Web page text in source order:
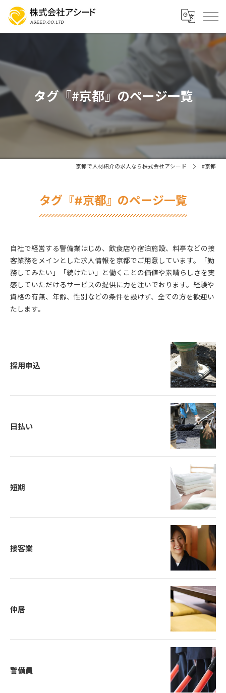
タグ『#京都』のページ一覧
京都で人材紹介の求人なら株式会社アシード #京都
タグ『#京都』のページ一覧
自社で経営する警備業はじめ、飲食店や宿泊施設、料亭などの接
客業務をメインとした求人情報を京都でご用意しています。「勤
務してみたい」「続けたい」と働くことの価値や素晴らしさを実
感していただけるサービスの提供に力を注いでおります。経験や
資格の有無、年齢、性別などの条件を設けず、全ての方を歓迎い
たします。
採用申込
日払い
短期
接客業
仲居
警備員